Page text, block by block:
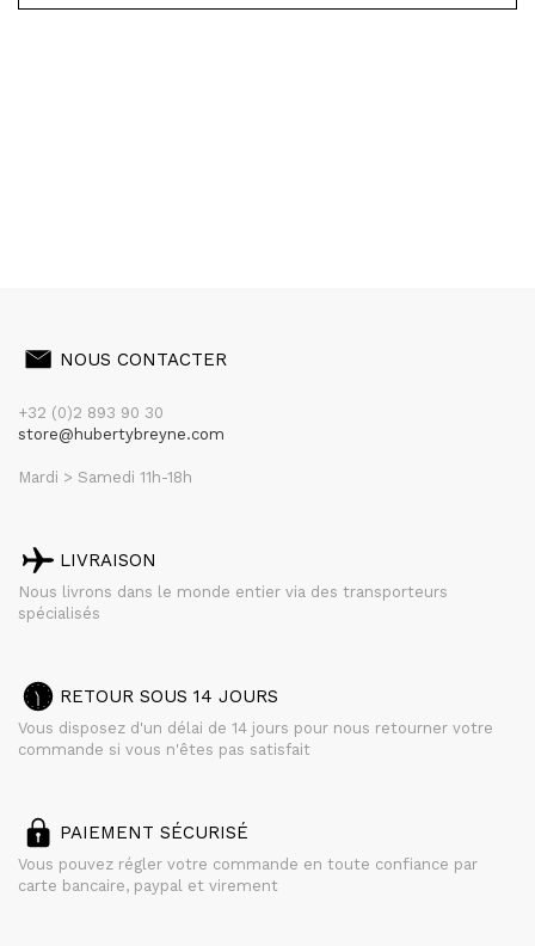
NOUS CONTACTER
+32 (0)2 893 90 30
store@hubertybreyne.com
Mardi > Samedi 11h-18h
LIVRAISON
Nous livrons dans le monde entier via des transporteurs
spécialisés
RETOUR SOUS 14 JOURS
Vous disposez d'un délai de 14 jours pour nous retourner votre
commande si vous n'êtes pas satisfait
PAIEMENT SÉCURISÉ
Vous pouvez régler votre commande en toute confiance par
carte bancaire, paypal et virement